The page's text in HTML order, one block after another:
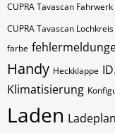
CUPRA Tavascan
CUPRA Tavascan Lochkreis
farbe
Handy Heckklappe
Klimatisierung
Laden Ladeplan